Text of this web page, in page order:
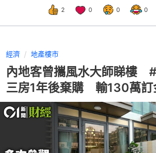
2 0 0 0
經濟 地產樓市
內地客曾攜風水大師睇樓
三房1年後棄購 輸130萬訂